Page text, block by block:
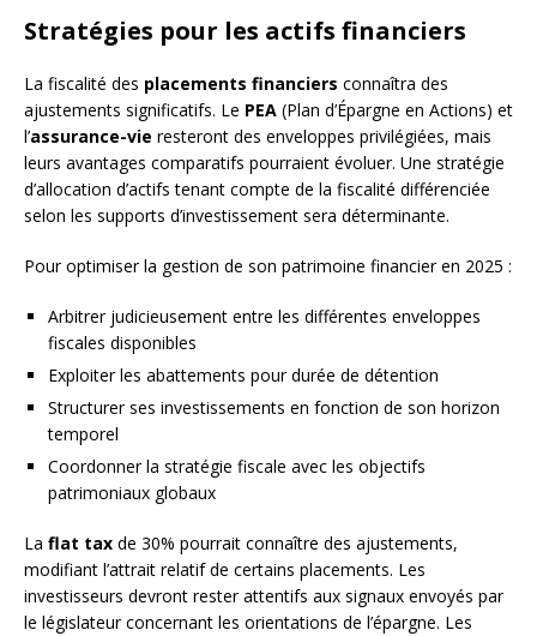
Stratégies pour les actifs financiers
La fiscalité des placements financiers connaîtra des
ajustements significatifs. Le PEA (Plan d’Épargne en Actions) et
l’assurance-vie resteront des enveloppes privilégiées, mais
leurs avantages comparatifs pourraient évoluer. Une stratégie
d’allocation d’actifs tenant compte de la fiscalité différenciée
selon les supports d’investissement sera déterminante.
Pour optimiser la gestion de son patrimoine financier en 2025 :
Arbitrer judicieusement entre les différentes enveloppes
fiscales disponibles
Exploiter les abattements pour durée de détention
Structurer ses investissements en fonction de son horizon
temporel
Coordonner la stratégie fiscale avec les objectifs
patrimoniaux globaux
La flat tax de 30% pourrait connaître des ajustements,
modifiant l’attrait relatif de certains placements. Les
investisseurs devront rester attentifs aux signaux envoyés par
le législateur concernant les orientations de l’épargne. Les